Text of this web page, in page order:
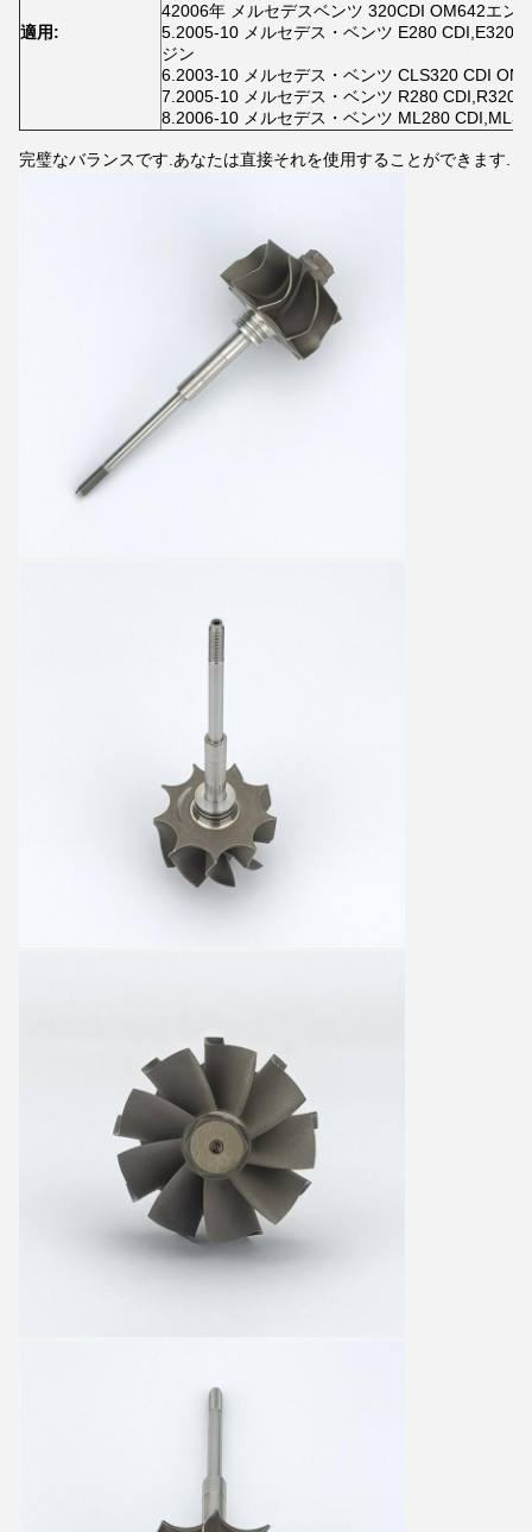
適用:
42006年 メルセデスベンツ 320CDI OM642エン
5.2005-10 メルセデス・ベンツ E280 CDI,E320
ジン
6.2003-10 メルセデス・ベンツ CLS320 CDI
7.2005-10 メルセデス・ベンツ R280 CDI,R320
8.2006-10 メルセデス・ベンツ ML280
完璧なバランスです.あなたは直接それを使用することができます.